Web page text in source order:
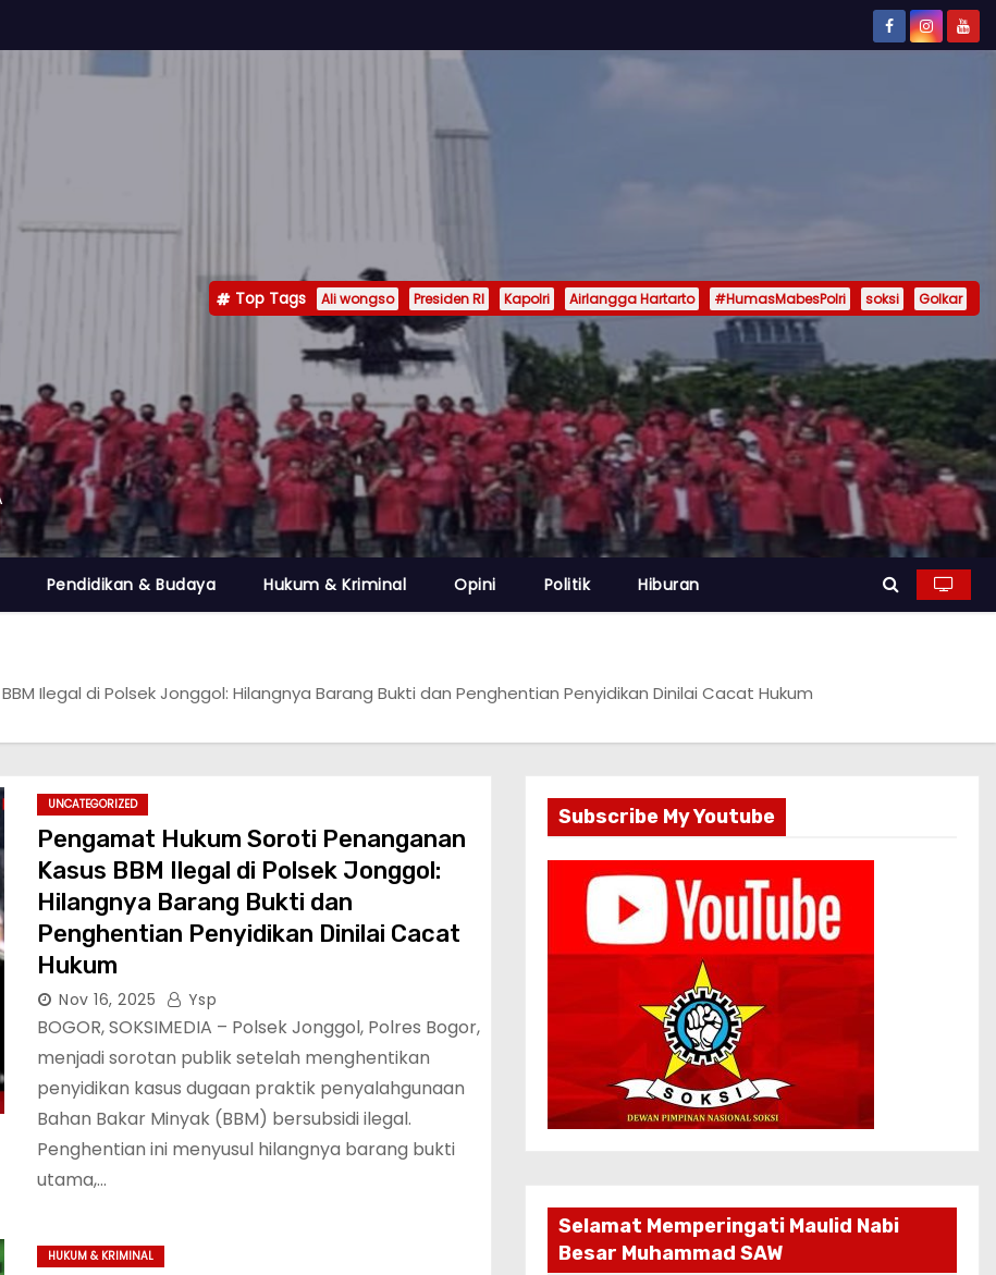
Top Tags Ali wongso Presiden RI Kapolri Airlangga Hartarto #HumasMabesPolri soksi Golkar
Pendidikan & Budaya Hukum & Kriminal Opini Politik Hiburan
Ilegal di Polsek Jonggol: Hilangnya Barang Bukti dan Penghentian Penyidikan Dinilai Cacat Hukum
UNCATEGORIZED
Pengamat Hukum Soroti Penanganan
Kasus BBM Ilegal di Polsek Jonggol:
Hilangnya Barang Bukti dan
Penghentian Penyidikan Dinilai Cacat
Hukum
Nov 16, 2025 Ysp
BOGOR, SOKSIMEDIA – Polsek Jonggol, Polres Bogor,
menjadi sorotan publik setelah menghentikan
penyidikan kasus dugaan praktik penyalahgunaan
Bahan Bakar Minyak (BBM) bersubsidi ilegal.
Penghentian ini menyusul hilangnya barang bukti
utama,…
HUKUM & KRIMINAL
Subscribe My Youtube
Selamat Memperingati Maulid Nabi
Besar Muhammad SAW